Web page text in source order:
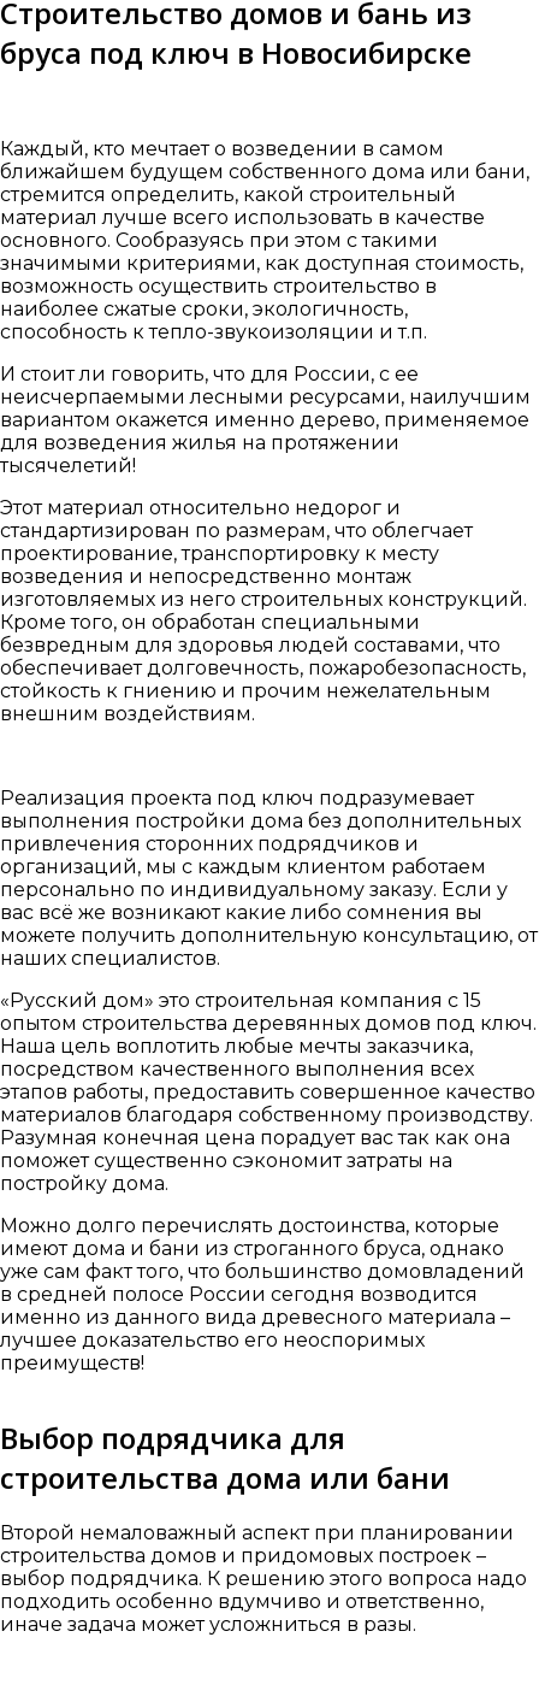
Строительство домов и бань из
бруса под ключ в Новосибирске
Каждый, кто мечтает о возведении в самом
ближайшем будущем собственного дома или бани,
стремится определить, какой строительный
материал лучше всего использовать в качестве
основного. Сообразуясь при этом с такими
значимыми критериями, как доступная стоимость,
возможность осуществить строительство в
наиболее сжатые сроки, экологичность,
способность к тепло-звукоизоляции и т.п.
И стоит ли говорить, что для России, с ее
неисчерпаемыми лесными ресурсами, наилучшим
вариантом окажется именно дерево, применяемое
для возведения жилья на протяжении
тысячелетий!
Этот материал относительно недорог и
стандартизирован по размерам, что облегчает
проектирование, транспортировку к месту
возведения и непосредственно монтаж
изготовляемых из него строительных конструкций.
Кроме того, он обработан специальными
безвредным для здоровья людей составами, что
обеспечивает долговечность, пожаробезопасность,
стойкость к гниению и прочим нежелательным
внешним воздействиям.
Реализация проекта под ключ подразумевает
выполнения постройки дома без дополнительных
привлечения сторонних подрядчиков и
организаций, мы с каждым клиентом работаем
персонально по индивидуальному заказу. Если у
вас всё же возникают какие либо сомнения вы
можете получить дополнительную консультацию, от
наших специалистов.
«Русский дом» это строительная компания с 15
опытом строительства деревянных домов под ключ.
Наша цель воплотить любые мечты заказчика,
посредством качественного выполнения всех
этапов работы, предоставить совершенное качество
материалов благодаря собственному производству.
Разумная конечная цена порадует вас так как она
поможет существенно сэкономит затраты на
постройку дома.
Можно долго перечислять достоинства, которые
имеют дома и бани из строганного бруса, однако
уже сам факт того, что большинство домовладений
в средней полосе России сегодня возводится
именно из данного вида древесного материала –
лучшее доказательство его неоспоримых
преимуществ!
Выбор подрядчика для
строительства дома или бани
Второй немаловажный аспект при планировании
строительства домов и придомовых построек –
выбор подрядчика. К решению этого вопроса надо
подходить особенно вдумчиво и ответственно,
иначе задача может усложниться в разы.